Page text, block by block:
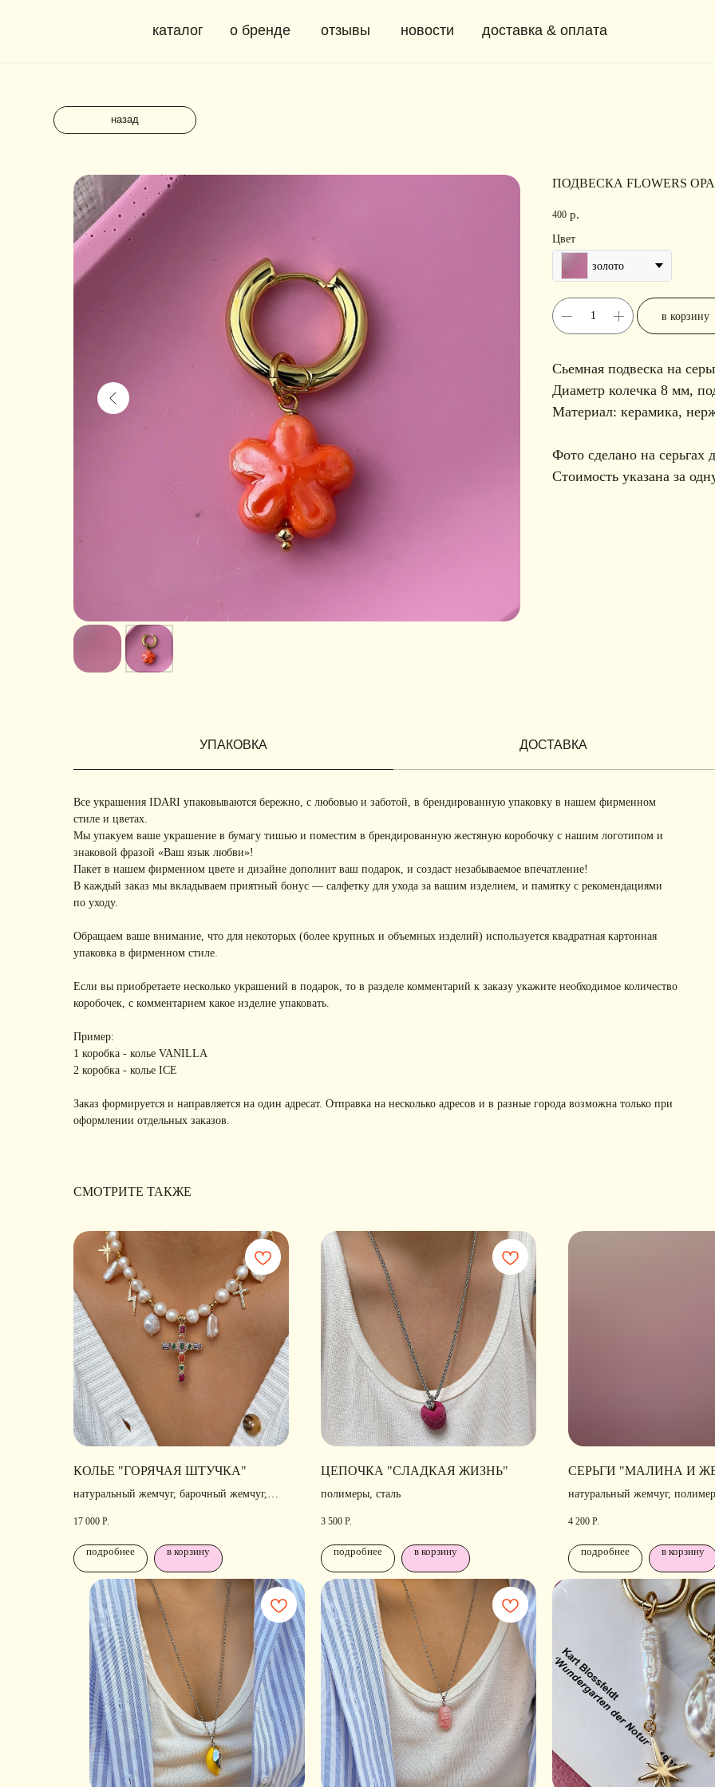
о бренде
каталог доставка & оплата
новости
отзывы
назад
ПОДВЕСКА FLOWERS
400 р.
Цвет
золото
в корзину
Сьемная подвеска на
Диаметр колечка 8 мм,
Материал: керамика,
Фото сделано на серьгах
Стоимость указана за
УПАКОВКА ДОСТАВКА
Все украшения IDARI упаковываются бережно, с любовью и заботой, в брендированную упаковку в нашем фирменном
стиле и цветах.
Мы упакуем ваше украшение в бумагу тишью и поместим в брендированную жестяную коробочку с нашим логотипом и
знаковой фразой «Ваш язык любви»!
Пакет в нашем фирменном цвете и дизайне дополнит ваш подарок, и создаст незабываемое впечатление!
В каждый заказ мы вкладываем приятный бонус — салфетку для ухода за вашим изделием, и памятку с рекомендациями
по уходу.
Обращаем ваше внимание, что для некоторых (более крупных и объемных изделий) используется квадратная картонная
упаковка в фирменном стиле.
Если вы приобретаете несколько украшений в подарок, то в разделе комментарий к заказу укажите необходимое количество
коробочек, с комментарием какое изделие упаковать.
Пример:
1 коробка - колье VANILLA
2 коробка - колье ICE
Заказ формируется и направляется на один адресат. Отправка на несколько адресов и в разные города возможна только при
оформлении отдельных заказов.
СМОТРИТЕ ТАКЖЕ
КОЛЬЕ "ГОРЯЧАЯ ШТУЧКА"
натуральный жемчуг, барочный жемчуг,
17 000 Р.
подробнее в корзину
ЦЕПОЧКА "СЛАДКАЯ ЖИЗНЬ"
полимеры, сталь
3 500 Р.
подробнее в корзину
СЕРЬГИ "МАЛИНА И
натуральный жемчуг,
4 200 Р.
подробнее в корзину